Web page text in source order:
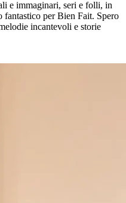
e immaginari, seri e folli, in
fantastico per Bien Fait. Spero
incantevoli e storie